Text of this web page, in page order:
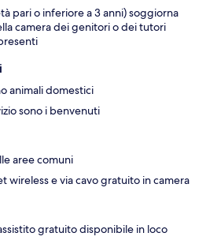
pari o inferiore a 3 anni) soggiorna
camera dei genitori o dei tutori
animali domestici
sono i benvenuti
aree comuni
wireless e via cavo gratuito in camera
gratuito disponibile in loco